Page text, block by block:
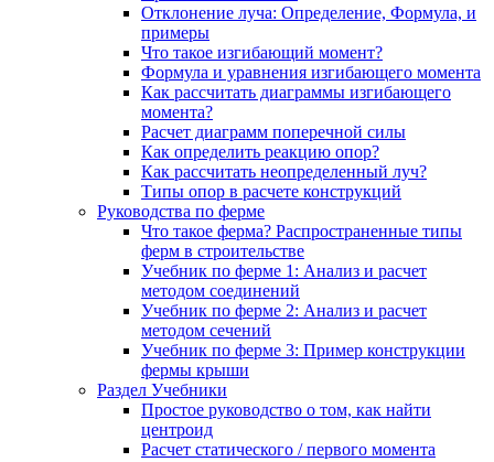
Отклонение луча: Определение, Формула, и
примеры
Что такое изгибающий момент?
Формула и уравнения изгибающего момента
Как рассчитать диаграммы изгибающего
момента?
Расчет диаграмм поперечной силы
Как определить реакцию опор?
Как рассчитать неопределенный луч?
Типы опор в расчете конструкций
Руководства по ферме
Что такое ферма? Распространенные типы
ферм в строительстве
Учебник по ферме 1: Анализ и расчет
методом соединений
Учебник по ферме 2: Анализ и расчет
методом сечений
Учебник по ферме 3: Пример конструкции
фермы крыши
Раздел Учебники
Простое руководство о том, как найти
центроид
Расчет статического / первого момента